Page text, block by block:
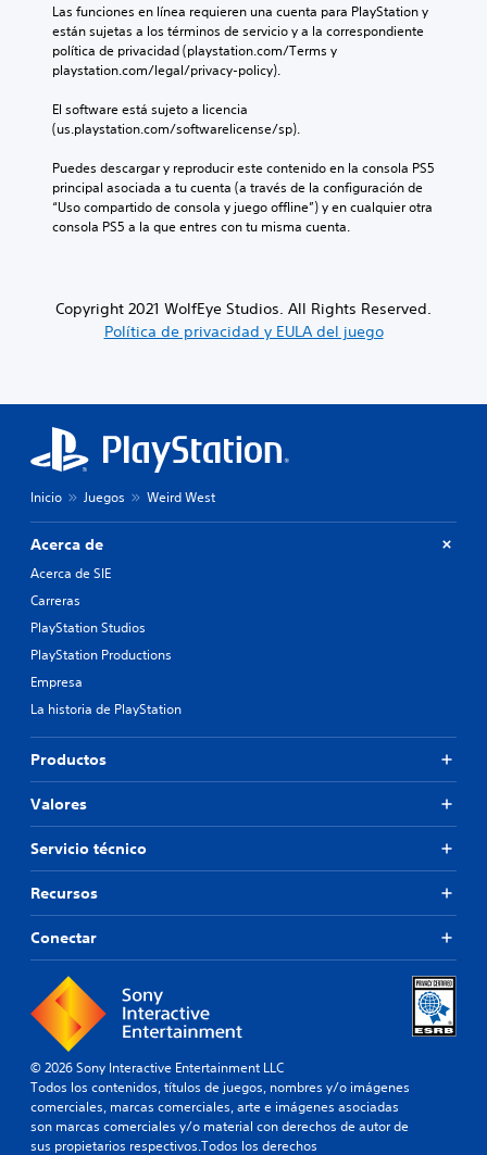
Las funciones en línea requieren una cuenta para PlayStation y
están sujetas a los términos de servicio y a la correspondiente
política de privacidad (playstation.com/Terms y
playstation.com/legal/privacy-policy).
El software está sujeto a licencia
(us.playstation.com/softwarelicense/sp).
Puedes descargar y reproducir este contenido en la consola PS5
principal asociada a tu cuenta (a través de la configuración de
“Uso compartido de consola y juego offline”) y en cualquier otra
consola PS5 a la que entres con tu misma cuenta.
Copyright 2021 WolfEye Studios. All Rights Reserved.
Política de privacidad y EULA del juego
Inicio Juegos Weird West
Acerca de
Acerca de SIE
Carreras
PlayStation Studios
PlayStation Productions
Empresa
La historia de PlayStation
Productos
Valores
Servicio técnico
Recursos
Conectar
© 2026 Sony Interactive Entertainment LLC
Todos los contenidos, títulos de juegos, nombres y/o imágenes
comerciales, marcas comerciales, arte e imágenes asociadas
son marcas comerciales y/o material con derechos de autor de
sus propietarios respectivos.Todos los derechos